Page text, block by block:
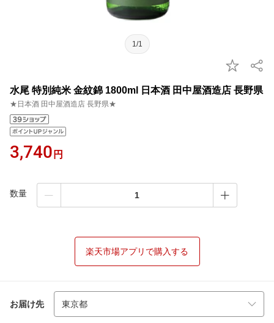
1/1
水尾 特別純米 金紋錦 1800ml 日本酒 田中屋酒造店 長野県
★日本酒 田中屋酒造店 長野県★
3,740 円
数量
楽天市場アプリで購入する
お届け先